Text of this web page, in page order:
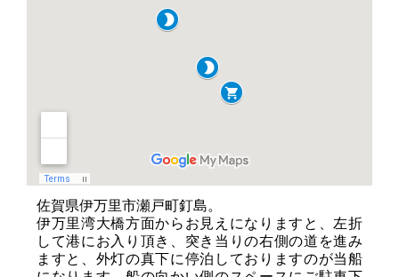
佐賀県伊万里市瀬戸町釘島。
伊万里湾大橋方面からお見えになりますと、左折
して港にお入り頂き、突き当りの右側の道を進み
ますと、外灯の真下に停泊しておりますのが当船